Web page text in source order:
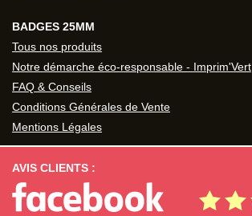
BADGES 25MM
Tous nos produits
Notre démarche éco-responsable - Imprim'Vert
FAQ & Conseils
Conditions Générales de Vente
Mentions Légales
AVIS CLIENTS :